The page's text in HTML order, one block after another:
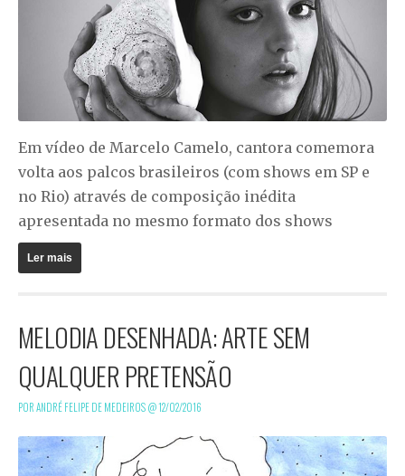
Em vídeo de Marcelo Camelo, cantora comemora
volta aos palcos brasileiros (com shows em SP e
no Rio) através de composição inédita
apresentada no mesmo formato dos shows
Ler mais
MELODIA DESENHADA: ARTE SEM
QUALQUER PRETENSÃO
POR ANDRÉ FELIPE DE MEDEIROS @12/02/2016